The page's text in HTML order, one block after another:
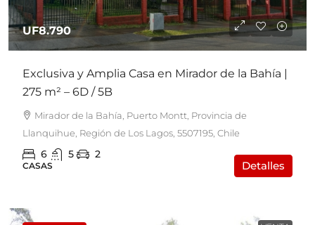
UF8.790
Exclusiva y Amplia Casa en Mirador de la Bahía |
275 m² – 6D / 5B
Mirador de la Bahía, Puerto Montt, Provincia de
Llanquihue, Región de Los Lagos, 5507195, Chile
6 5 2
CASAS Detalles